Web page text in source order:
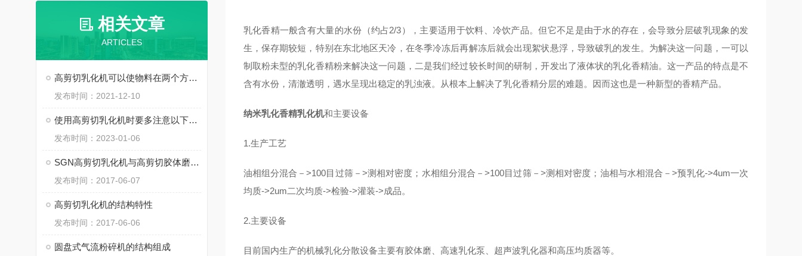
相关文章
ARTICLES
高剪切乳化机可以使物料在两个方向上对流吗？
发布时间：2021-12-10
使用高剪切乳化机时要多注意以下要点
发布时间：2023-01-06
SGN高剪切乳化机与高剪切胶体磨和高剪切研磨分散机的区别
发布时间：2017-06-07
高剪切乳化机的结构特性
发布时间：2017-06-06
圆盘式气流粉碎机的结构组成
乳化香精一般含有大量的水份（约占2/3），主要适用于饮料、冷饮产品。但它不足是由于水的存在，会导致分层破乳现象的发
生，保存期较短，特别在东北地区天冷，在冬季冷冻后再解冻后就会出现絮状悬浮，导致破乳的发生。为解决这一问题，一可以
制取粉未型的乳化香精粉来解决这一问题，二是我们经过较长时间的研制，开发出了液体状的乳化香精油。这一产品的特点是不
含有水份，清澈透明，遇水呈现出稳定的乳浊液。从根本上解决了乳化香精分层的难题。因而这也是一种新型的香精产品。
纳米乳化香精乳化机和主要设备
1.生产工艺
油相组分混合－>100目过筛－>测相对密度；水相组分混合－>100目过筛－>测相对密度；油相与水相混合－>预乳化->4um一次
均质->2um二次均质->检验->灌装->成品。
2.主要设备
目前国内生产的机械乳化分散设备主要有胶体磨、高速乳化泵、超声波乳化器和高压均质器等。